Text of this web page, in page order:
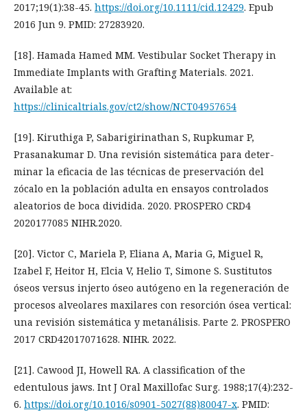
2017;19(1):38-45. https://doi.org/10.1111/cid.12429. Epub
2016 Jun 9. PMID: 27283920.
[18]. Hamada Hamed MM. Vestibular Socket Therapy in
Immediate Implants with Grafting Materials. 2021.
Available at:
https://clinicaltrials.gov/ct2/show/NCT04957654
[19]. Kiruthiga P, Sabarigirinathan S, Rupkumar P,
Prasanakumar D. Una revisión sistemática para deter-
minar la eficacia de las técnicas de preservación del
zócalo en la población adulta en ensayos controlados
aleatorios de boca dividida. 2020. PROSPERO CRD4
2020177085 NIHR.2020.
[20]. Victor C, Mariela P, Eliana A, Maria G, Miguel R,
Izabel F, Heitor H, Elcia V, Helio T, Simone S. Sustitutos
óseos versus injerto óseo autógeno en la regeneración de
procesos alveolares maxilares con resorción ósea vertical:
una revisión sistemática y metanálisis. Parte 2. PROSPERO
2017 CRD42017071628. NIHR. 2022.
[21]. Cawood JI, Howell RA. A classification of the
edentulous jaws. Int J Oral Maxillofac Surg. 1988;17(4):232-
6. https://doi.org/10.1016/s0901-5027(88)80047-x. PMID: